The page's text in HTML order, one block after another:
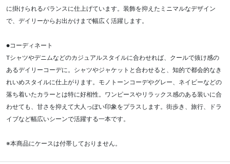
に掛けられるバランスに仕上げています。装飾を抑えたミニマルなデザイン
で、デイリーからお出かけまで幅広く活躍します。
●コーディネート
Tシャツやデニムなどのカジュアルスタイルに合わせれば、クールで抜け感の
あるデイリーコーデに。シャツやジャケットと合わせると、知的で都会的なき
れいめスタイルに仕上がります。モノトーンコーデやグレー、ネイビーなどの
落ち着いたカラーとは特に好相性。ワンピースやリラックス感のある装いに合
わせても、甘さを抑えて大人っぽい印象をプラスします。街歩き、旅行、ドラ
イブなど幅広いシーンで活躍する一本です。
※本商品にケースは付帯しておりません。